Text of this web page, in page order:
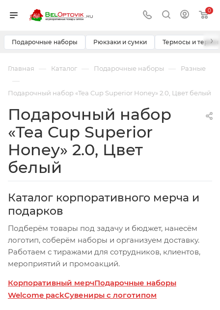
0
Подарочные наборы Рюкзаки и сумки Термосы и ›
Главная — Каталог — Подарочные наборы — Разные
—
Подарочный набор «Tea Cup Superior Honey» 2.0, Цвет белый
Подарочный набор
«Tea Cup Superior
Honey» 2.0, Цвет
белый
Каталог корпоративного мерча и
подарков
Подберём товары под задачу и бюджет, нанесём
логотип, соберём наборы и организуем доставку.
Работаем с тиражами для сотрудников, клиентов,
мероприятий и промоакций.
Корпоративный мерчПодарочные наборы
Welcome packСувениры с логотипом